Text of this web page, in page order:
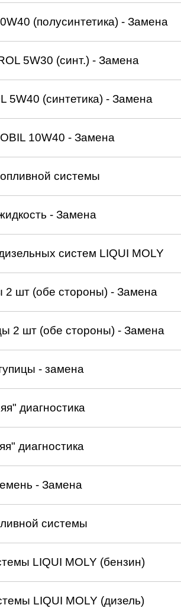
(полусинтетика) - Замена
5W30 (синт.) - Замена
5W40 (синтетика) - Замена
10W40 - Замена
системы
- Замена
систем LIQUI MOLY
2 шт (обе стороны) - Замена
2 шт (обе стороны) - Замена
- замена
диагностика
диагностика
- Замена
системы
LIQUI MOLY (бензин)
LIQUI MOLY (дизель)